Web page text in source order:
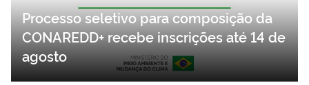
Processo seletivo para composição da
CONAREDD+ recebe inscrições até 14 de
agosto